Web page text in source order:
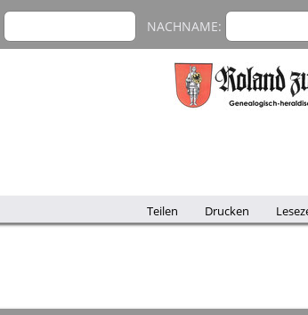
NACHNAME:
Teilen Drucken